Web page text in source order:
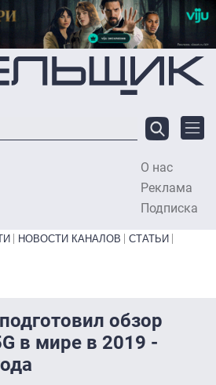
О нас
Реклама
Подписка
НОВОСТИ КАНАЛОВ
СТАТЬИ
обзор
в мире в 2019 -